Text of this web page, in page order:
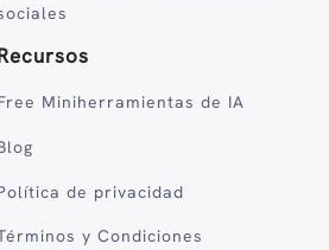
Miniherramientas de IA
de privacidad
y Condiciones